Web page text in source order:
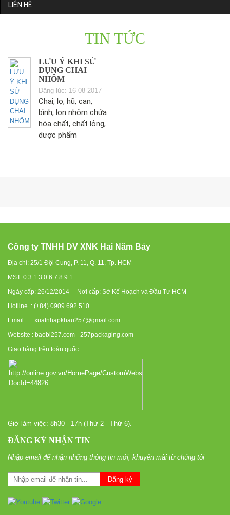
LIÊN HỆ
TIN TỨC
LƯU Ý KHI SỬ
DỤNG CHAI
NHÔM
Đăng lúc: 16-08-2017
Chai, lọ, hũ, can,
bình, lon nhôm chứa
hóa chất, chất lỏng,
dược phẩm
Công ty TNHH DV XNK Hai Năm Bảy
Địa chỉ: 25/1 Đội Cung, P. 11, Q. 11, Tp. HCM
MST: 0 3 1 3 0 6 7 8 9 1
Ngày cấp: 26/12/2014 Nơi cấp: Sở Kế Hoạch và Đầu Tư HCM
Hotline : (+84) 0909.692.510
Email : xuatnhapkhau257@gmail.com
Website : baobi257.com - 257packaging.com
Giao hàng trên toàn quốc
Giờ làm việc: 8h30 - 17h (Thứ 2 - Thứ 6).
ĐĂNG KÝ NHẬN TIN
Nhập email để nhận những thông tin mới, khuyến mãi từ chúng tôi